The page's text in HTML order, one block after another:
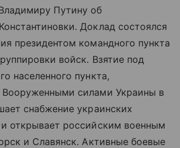
Путину об
Доклад состоялся
президентом командного пункта
войск. Взятие под
населенного пункта,
Вооруженными силами Украины в
снабжение украинских
открывает российским военным
и Славянск. Активные боевые